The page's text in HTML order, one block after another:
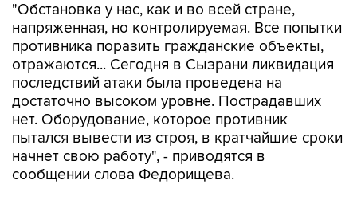
"Обстановка у нас, как и во всей стране,
напряженная, но контролируемая. Все попытки
противника поразить гражданские объекты,
отражаются... Сегодня в Сызрани ликвидация
последствий атаки была проведена на
достаточно высоком уровне. Пострадавших
нет. Оборудование, которое противник
пытался вывести из строя, в кратчайшие сроки
начнет свою работу", - приводятся в
сообщении слова Федорищева.